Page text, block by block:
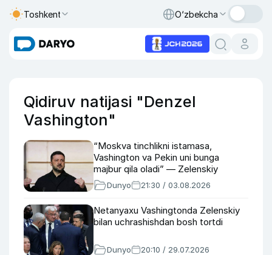
Toshkent O‘zbekcha
Qidiruv natijasi "Denzel
Vashington"
“Moskva tinchlikni istamasa,
Vashington va Pekin uni bunga
majbur qila oladi” — Zelenskiy
Dunyo 21:30 / 03.08.2026
Netanyaxu Vashingtonda Zelenskiy
bilan uchrashishdan bosh tortdi
Dunyo 20:10 / 29.07.2026